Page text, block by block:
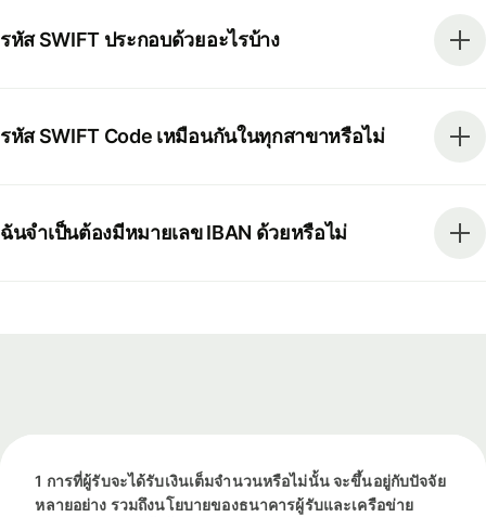
รหัส SWIFT ประกอบด้วยอะไรบ้าง
รหัส SWIFT Code เหมือนกันในทุกสาขาหรือไม่
ฉันจำเป็นต้องมีหมายเลข IBAN ด้วยหรือไม่
1 การที่ผู้รับจะได้รับเงินเต็มจำนวนหรือไม่นั้น จะขึ้นอยู่กับปัจจัย
หลายอย่าง รวมถึงนโยบายของธนาคารผู้รับและเครือข่าย